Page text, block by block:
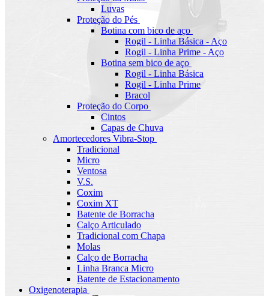
Luvas
Proteção do Pés
Botina com bico de aço
Rogil - Linha Básica - Aço
Rogil - Linha Prime - Aço
Botina sem bico de aço
Rogil - Linha Básica
Rogil - Linha Prime
Bracol
Proteção do Corpo
Cintos
Capas de Chuva
Amortecedores Vibra-Stop
Tradicional
Micro
Ventosa
V.S.
Coxim
Coxim XT
Batente de Borracha
Calço Articulado
Tradicional com Chapa
Molas
Calço de Borracha
Linha Branca Micro
Batente de Estacionamento
Oxigenoterapia